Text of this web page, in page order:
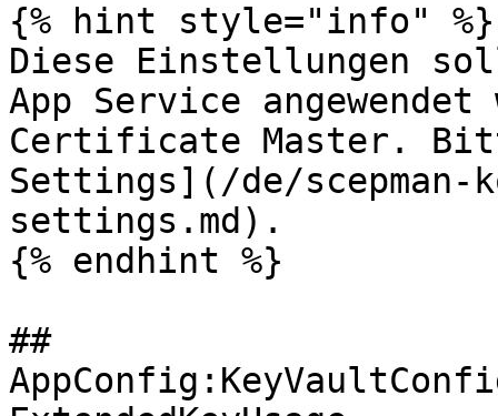
{% hint style="info" %}
Diese Einstellungen
App Service
Certificate Master.
Settings](/de/
settings.md).
{% endhint %}
##